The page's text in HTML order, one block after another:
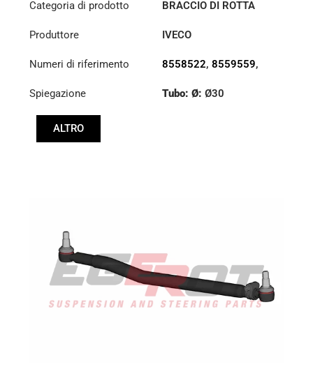
Categoria di prodotto BRACCIO DI ROTTA
Produttore IVECO
Numeri di riferimento 8558522,8559559,
Spiegazione
Tubo: Ø:Ø30
ALTRO